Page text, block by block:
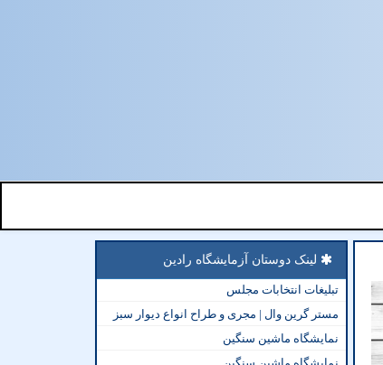
لینک دوستان آزمایشگاه رادین
تبلیغات انتخابات مجلس
مستر گرین وال | مجری و طراح انواع دیوار سبز
نمایشگاه ماشین سنگین